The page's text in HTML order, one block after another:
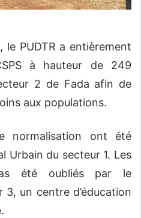
le PUDTR a entièrement
à hauteur de 249
2 de Fada afin de
aux populations.
normalisation ont été
Urbain du secteur 1. Les
été oubliés par le
3, un centre d’éducation